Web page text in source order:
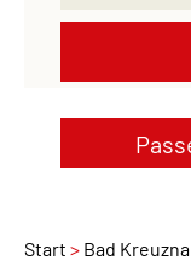
Start Bad